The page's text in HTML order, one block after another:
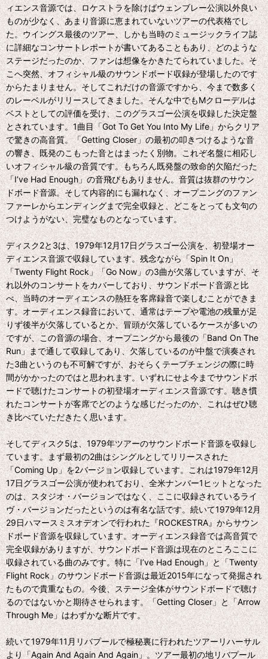
ィエンス音源では、ロケストラを除けばウェンブレー公演以外良い
ものが少なく、あまり音源に恵まれていないツアーの代表格でし
た。ウイングス最後のツアー、しかも当時のミュージックライフ誌
に詳細なコンサートレポートが書いてあることもあり、どのような
ステージだったのか、ファンは想像をかきたてられていました。そ
こへ突然、オフィシャル級のサウンドボード収録が登場したのです
からたまりません。そしてこれだけの音源ですから、今まで数多く
のレーベルがリリースしてきました。そんな中でもMクローデルは
ベストとしての評価を受け、このグラスゴー公演を収録した決定盤
とされています。1曲目「Got To Get You Into My Life」からクリア
で驚きの高音質。「Getting Closer」の最初の叩きつけるような音
の響き、既発のこもった音とはまったく別物。これぞ名盤に相応し
いオフィシャル級の音質です。もちろん既発盤の致命的欠陥だった
「I’ve Had Enough」の音飛びもありません。音質は抜群のサウン
ドボード音源。そして内容的にも漏れなく、オープニングのファン
ファーレからエンディングまで完全収録と、どこをとっても文句の
つけようがない、完璧なものとなっています。
ディスク2と3は、1979年12月17日グラスゴー公演を、初登場オー
ディエンス音源で収録しています。残念ながら「Spin It On」
「Twenty Flight Rock」「Go Now」の3曲が欠落していますが、そ
れ以外のコンサートをカバーしており、サウンドボード音源と比
べ、当時のオーディエンスの熱狂を客席録音で楽しむことができま
す。オーディエンス録音において、通常はテープや電池の残量が足
りず後半が欠落しているとか、冒頭が欠落しているケースが多いの
ですが、この音源の場合、オープニングから最後の「Band On The
Run」まで通して収録してあり、欠落しているのが中盤で演奏され
た3曲というのも不可解ですが、おそらくテープチェンジの際に時
間がかかったのではと思われます。いずれにせよ今までサウンドボ
ードで聴けたコンサートの初登場オーディエンス音源です。聴き慣
れたコンサートが客席でどのような感じだったのか、これはぜひ聴
き比べていただきたく思います。
そしてディスク5は、1979年ツアーのサウンドボード音源を収録し
ています。まず最初の2曲はシングルとしてリリースされた
「Coming Up」を2バージョン収録しています。これは1979年12月
17日グラスゴー公演が使われており、全米ナンバー1ヒットとなった
のは、スタジオ・バージョンではなく、ここに収録されているライ
ヴ・バージョンだったというのは有名な話です。続いて1979年12月
29日ハマースミスオデオンで行われた『ROCKESTRA』からサウン
ドボード音源を収録しています。オーディエンス録音では高音質で
完全収録がありますが、サウンドボード音源は現在のところここに
収録されている曲のみです。特に「I’ve Had Enough」と「Twenty
Flight Rock」のサウンドボード音源は最近2015年になって発掘され
たもので貴重なもの。今後、ステージ全体がサウンドボードで聴け
るのではないかと期待させられます。「Getting Closer」と「Arrow
Through Me」はわずかな断片です。
続いて1979年11月リバプールで極秘裏に行われたツアーリハーサル
より「Again And Again And Again」。ツアー最初の地リバプール